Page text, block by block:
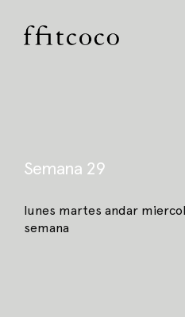
contenido
Semana 29
lunes martes andar
semana